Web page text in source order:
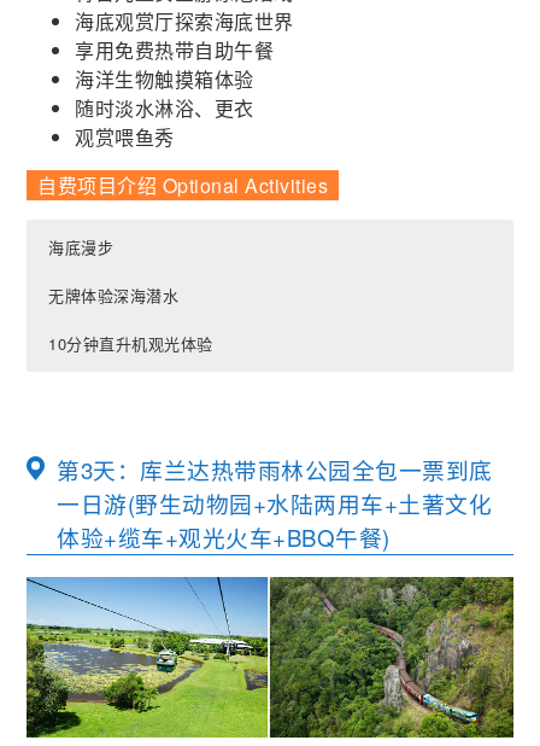
海底观赏厅探索海底世界
享用免费热带自助午餐
海洋生物触摸箱体验
随时淡水淋浴、更衣
观赏喂鱼秀
自费项目介绍 Optional Activities
海底漫步
无牌体验深海潜水
10分钟直升机观光体验
Seawalker Helmet Dive
在不弄湿头髮的情况下体验水下珊瑚礁！ 在我们宽敞的水下
平台上漫步在壮观的礁鱼中。 全程陪同 20 分钟体验将带您到
机会！ 我们合格的教练将向您绍和安全护送。了解如何使用
我们的专业潜水设备，然后享受长达 12 米的潜水长达 40 分
钟。 每位导游最多可带 4 位客人，潜水深度可达 12 米。
包含：所有装备、潜水服、配重带和水鞋
参考时间：简报会在前往摩尔礁的外程中进行，持续时
间为 20 分钟。Intro Dive 的时间段已安排好，并会在
当时通知乘客。在指定的时间，乘客需要到达海军基地
的潜水区，在那里他们将获得所有设备并组装完成介绍
潜水。整体体验大约需要 1 小时，其中花费 30 分钟穿
上设备和教练进行技能评估，然后平均潜水时间为 30-
35 分钟。
大堡礁珊瑚区海上平台起降，豪华体验空中鸟瞰大堡礁全景，
这将是您人生最难忘的10分钟之一!
第3天：库兰达热带雨林公园全包一票到底
一日游(野生动物园+水陆两用车+土著文化
体验+缆车+观光火车+BBQ午餐)